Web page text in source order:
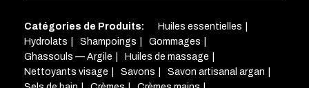
Catégories de Produits:
Huiles essentielles
Hydrolats
Shampoings
Gommages
Ghassouls — Argile
Huiles de massage
Nettoyants visage
Savons
Savon artisanal argan